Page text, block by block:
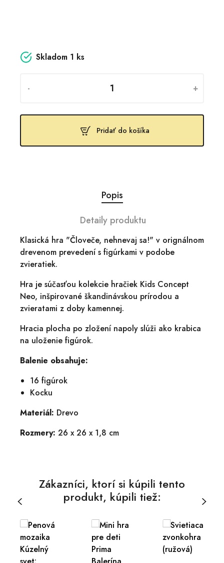
Skladom 1 ks
- +
Pridať do košíka
Popis
Detaily produktu
Klasická hra "Človeče, nehnevaj sa!" v orignálnom
drevenom prevedení s figúrkami v podobe
zvieratiek.
Hra je súčasťou kolekcie hračiek Kids Concept
Neo, inšpirované škandinávskou prírodou a
zvieratami z doby kamennej.
Hracia plocha po zložení napoly slúži ako krabica
na uloženie figúrok.
Balenie obsahuje:
16 figúrok
Kocku
Materiál: Drevo
Rozmery: 26 x 26 x 1,8 cm
Zákazníci, ktorí si kúpili tento
produkt, kúpili tiež: